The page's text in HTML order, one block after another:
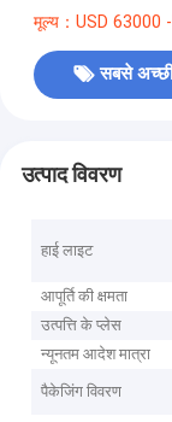
मूल्य：USD 63000
सबसे
उत्पाद विवरण
हाई लाइट
आपूर्ति की क्षमता
उत्पत्ति के प्लेस
न्यूनतम आदेश मात्रा
पैकेजिंग विवरण